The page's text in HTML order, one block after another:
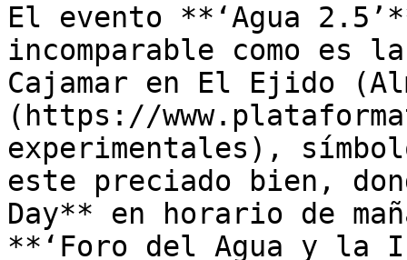
El evento **‘Agua
incomparable como es
Cajamar en El Ejido
(https://
experimentales),
este preciado bien,
Day** en horario de
**‘Foro del Agua y la